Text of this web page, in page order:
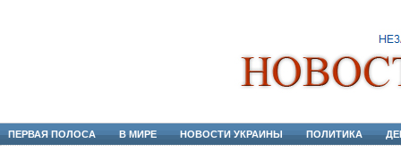
ПЕРВАЯ ПОЛОСА В МИРЕ НОВОСТИ УКРАИНЫ ПОЛИТИКА